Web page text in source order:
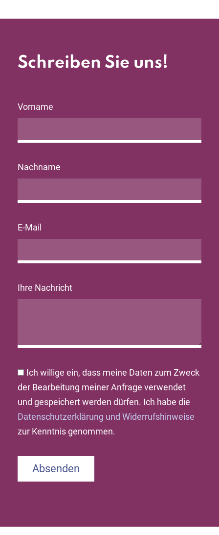
Schreiben Sie uns!
Vorname
Nachname
E-Mail
Ihre Nachricht
Ich willige ein, dass meine Daten zum Zweck
der Bearbeitung meiner Anfrage verwendet
und gespeichert werden dürfen. Ich habe die
Datenschutzerklärung und Widerrufshinweise
zur Kenntnis genommen.
Absenden